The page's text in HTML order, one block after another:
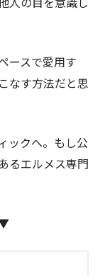
ースで愛用す
なす方法だと思
ックへ。もし公
るエルメス専門